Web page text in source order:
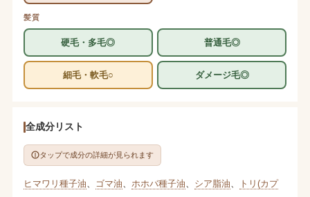
髪質
硬毛・多毛◎ 普通毛◎
細毛・軟毛○ ダメージ毛◎
全成分リスト
タップで成分の詳細が見られます
ヒマワリ種子油 ゴマ油 ホホバ種子油 シア脂油
トリ(カプ